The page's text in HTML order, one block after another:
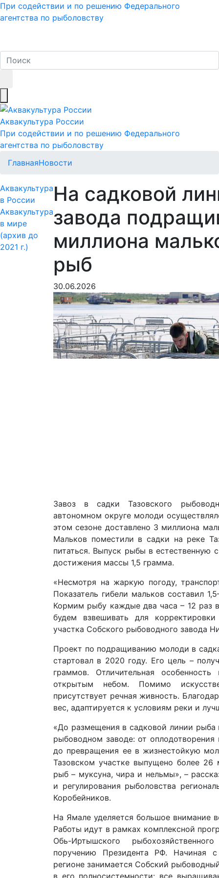
При содействии и по решению Федерального
агентства по рыболовству
Аквакультура России
При содействии и по решению Федерального
агентства по рыболовству
ГлавнаяНовости
Аквакультура
в России
Аквакультура
в мире
(архив до
2021 г.)
На садковой
завода
миллиона
рыб
30.06.2026
Завоз в садки Тазовского
автономном округе молоди
этом сезоне доставлено 3 миллиона
Мальков поместили в садки на реке
питаться. Выпуск рыбы в естественную
достижения массы 1,5 грамма.
«Несмотря на жаркую погоду,
Показатель гибели мальков составил
Кормим рыбу каждые два часа – 12 раз
будем взвешивать для
участка Собского рыбоводного завода
Проект по подращиванию молоди в
стартовал в 2020 году. Его цель –
граммов. Отличительная
открытым небом. Помимо
присутствует речная живность.
вес, адаптируется к условиям реки и
«До размещения в садковой линии
рыбоводном заводе: от
до превращения ее в жизнестойкую
Тазовском участке выпущено более
рыб – муксуна, чира и нельмы», –
и регулирования рыболовства
Коробейников.
На Ямале уделяется большое внимание
Работы идут в рамках комплексной
Обь-Иртышского
поручению Президента РФ. Начиная
регионе занимается Собский
в его полносистемности: все